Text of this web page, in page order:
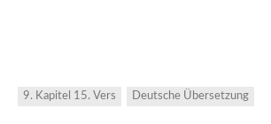
9. Kapitel 15. Vers Deutsche Übersetzung